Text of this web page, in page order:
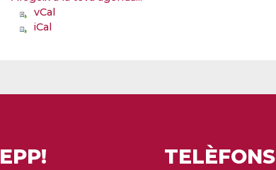
vCal
iCal
EPP! TELÈFONS